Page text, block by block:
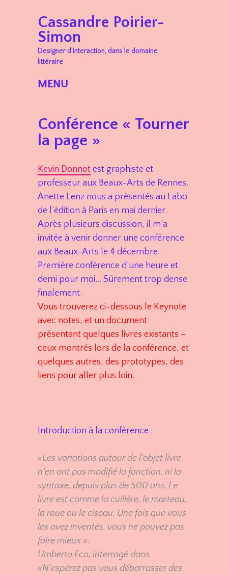
Cassandre Poirier-
Simon
Designer d'interaction, dans le domaine
littéraire
MENU
Conférence « Tourner
la page »
Kevin Donnot est graphiste et
professeur aux Beaux-Arts de Rennes.
Anette Lenz nous a présentés au Labo
de l’édition à Paris en mai dernier.
Après plusieurs discussion, il m’a
invitée à venir donner une conférence
aux Beaux-Arts le 4 décembre.
Première conférence d’une heure et
demi pour moi… Sûrement trop dense
finalement.
Vous trouverez ci-dessous le Keynote
avec notes, et un document
présentant quelques livres existants –
ceux montrés lors de la conférence, et
quelques autres, des prototypes, des
liens pour aller plus loin.
Introduction à la conférence :
«Les variations autour de l’objet livre
n’en ont pas modifié la fonction, ni la
syntaxe, depuis plus de 500 ans. Le
livre est comme la cuillère, le marteau,
la roue ou le ciseau. Une fois que vous
les avez inventés, vous ne pouvez pas
faire mieux ».
Umberto Eco, interrogé dans
«N’espérez pas vous débarrasser des